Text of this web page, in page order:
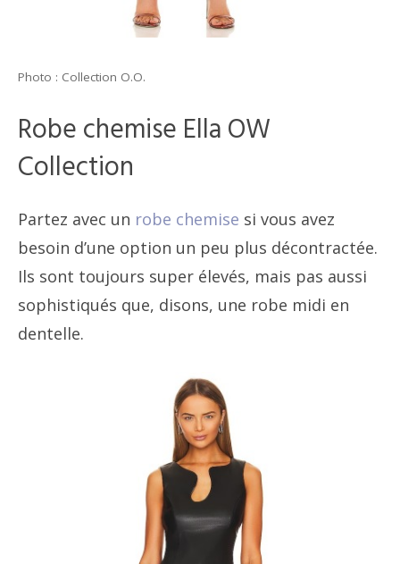
Photo : Collection O.O.
Robe chemise Ella OW
Collection
Partez avec un robe chemise si vous avez
besoin d’une option un peu plus décontractée.
Ils sont toujours super élevés, mais pas aussi
sophistiqués que, disons, une robe midi en
dentelle.